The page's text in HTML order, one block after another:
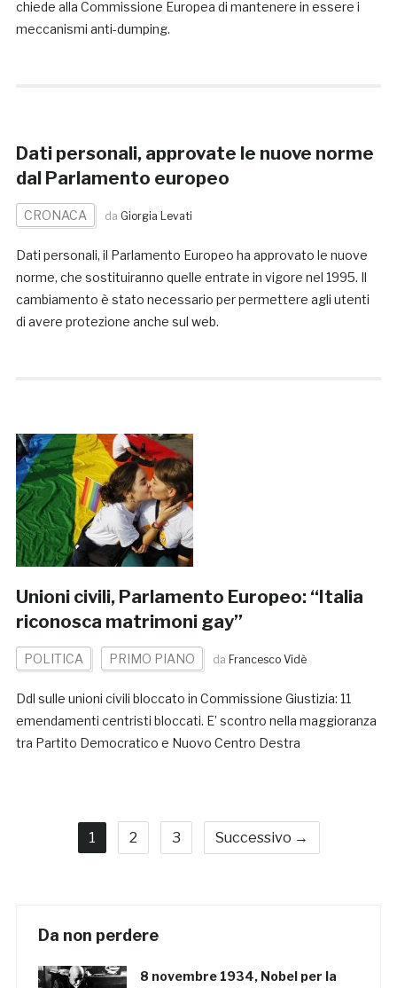
chiede alla Commissione Europea di mantenere in essere i
meccanismi anti-dumping.
Dati personali, approvate le nuove norme
dal Parlamento europeo
CRONACA da Giorgia Levati
Dati personali, il Parlamento Europeo ha approvato le nuove
norme, che sostituiranno quelle entrate in vigore nel 1995. Il
cambiamento è stato necessario per permettere agli utenti
di avere protezione anche sul web.
Unioni civili, Parlamento Europeo: “Italia
riconosca matrimoni gay”
POLITICA PRIMO PIANO da Francesco Vidè
Ddl sulle unioni civili bloccato in Commissione Giustizia: 11
emendamenti centristi bloccati. E’ scontro nella maggioranza
tra Partito Democratico e Nuovo Centro Destra
1 2 3 Successivo →
Da non perdere
8 novembre 1934, Nobel per la